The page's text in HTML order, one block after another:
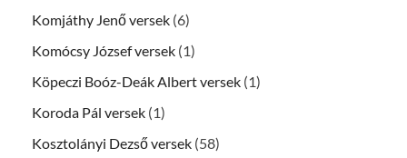
Komjáthy Jenő versek (6)
Komócsy József versek (1)
Köpeczi Boóz-Deák Albert versek (1)
Koroda Pál versek (1)
Kosztolányi Dezső versek (58)